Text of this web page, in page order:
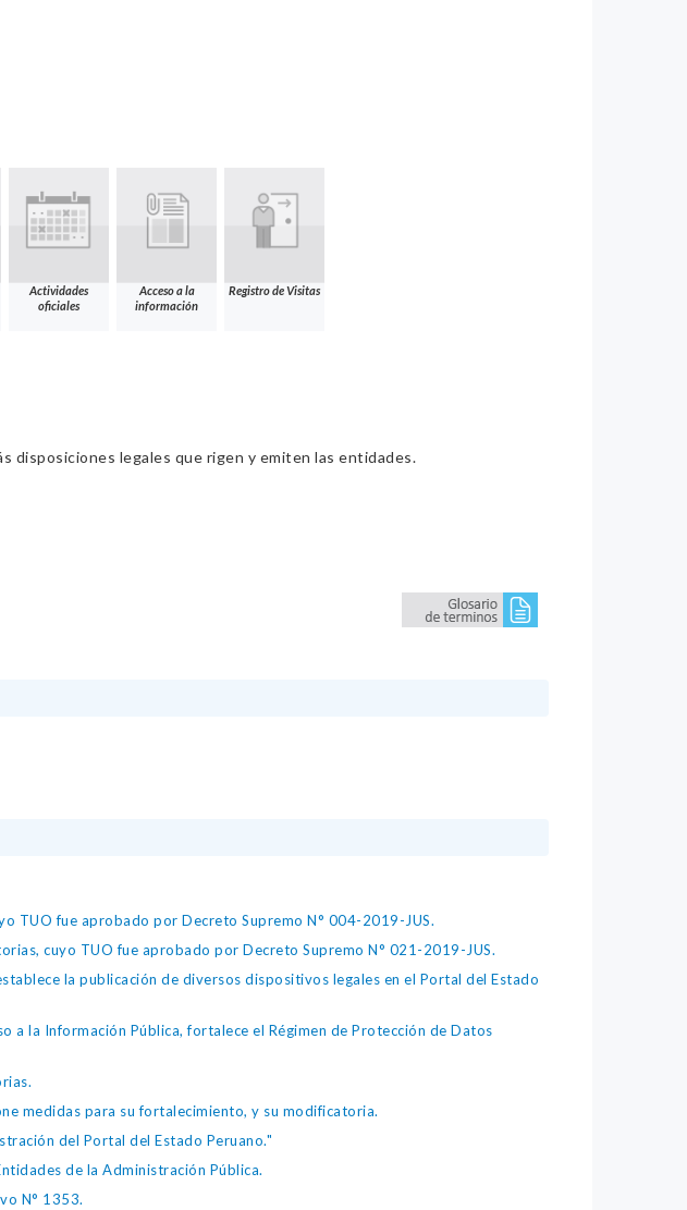
Actividades
oficiales
Acceso a la
información
Registro de Visitas
disposiciones legales que rigen y emiten las entidades.
TUO fue aprobado por Decreto Supremo N° 004-2019-JUS.
cuyo TUO fue aprobado por Decreto Supremo N° 021-2019-JUS.
la publicación de diversos dispositivos legales en el Portal del Estado
a la Información Pública, fortalece el Régimen de Protección de Datos
medidas para su fortalecimiento, y su modificatoria.
del Portal del Estado Peruano."
de la Administración Pública.
N° 1353.